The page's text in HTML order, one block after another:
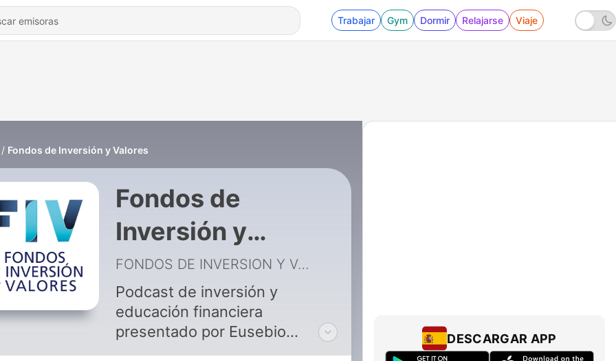
Trabajar Gym Dormir Relajarse Viaje
Fondos de Inversión y Valores
Fondos de
Inversión y
Valores
FONDOS DE INVERSION Y VALORES
Podcast de inversión y
educación financiera
presentado por Eusebio
Gómez asesor financiero. Las
DESCARGAR APP